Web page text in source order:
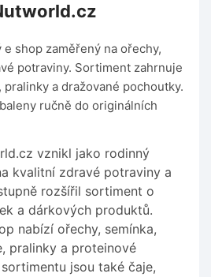
shop zaměřený na ořechy,
potraviny. Sortiment zahrnuje
a dražované pochoutky.
ručně do originálních
vznikl jako rodinný
kvalitní zdravé potraviny a
rozšířil sortiment o
a dárkových produktů.
nabízí ořechy, semínka,
pralinky a proteinové
jsou také čaje,